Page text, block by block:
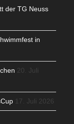
der TG Neuss
in
20. Juli
17. Juli 2026